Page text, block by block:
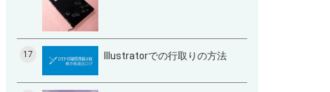
17 Illustratorでの行取りの方法